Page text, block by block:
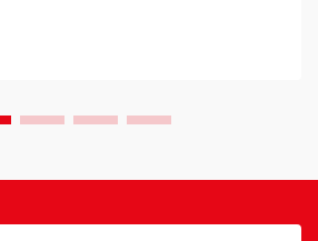
влияят върху
разходи, удобството на